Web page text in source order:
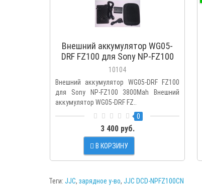
Внешний аккумулятор WG05-
DRF FZ100 для Sony NP-FZ100
10104
Внешний аккумулятор WG05-DRF FZ100
для Sony NP-FZ100 3800Mah Внешний
аккумулятор WG05-DRF FZ..
0
3 400 руб.
В КОРЗИНУ
Теги: JJC, зарядное у-во, JJC DCD-NPFZ100CN